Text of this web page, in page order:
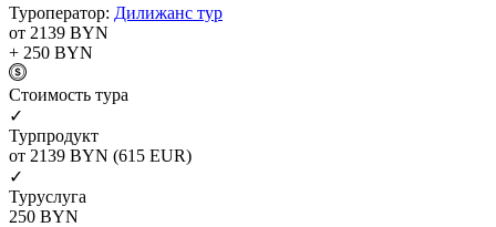
Туроператор: Дилижанс тур
от 2139 BYN
+ 250 BYN
Cтоимость тура
✓
Турпродукт
от 2139 BYN (615 EUR)
✓
Туруслуга
250 BYN